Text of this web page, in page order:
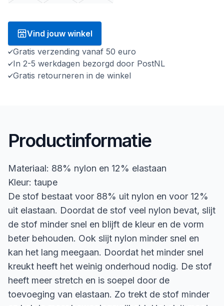
Vind jouw winkel
Gratis verzending vanaf 50 euro
In 2-5 werkdagen bezorgd door PostNL
Gratis retourneren in de winkel
Productinformatie
Materiaal: 88% nylon en 12% elastaan
Kleur: taupe
De stof bestaat voor 88% uit nylon en voor 12%
uit elastaan. Doordat de stof veel nylon bevat, slijt
de stof minder snel en blijft de kleur en de vorm
beter behouden. Ook slijt nylon minder snel en
kan het lang meegaan. Doordat het minder snel
kreukt heeft het weinig onderhoud nodig. De stof
heeft meer stretch en is soepel door de
toevoeging van elastaan. Zo trekt de stof minder